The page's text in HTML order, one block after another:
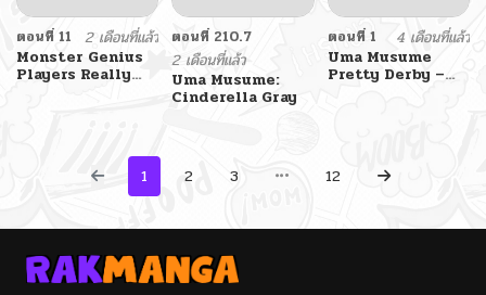
ตอนที่ 11
2 เดือนที่แล้ว
Monster Genius
Players Really
ตอนที่ 210.7
2 เดือนที่แล้ว
Uma Musume:
Cinderella Gray
ตอนที่ 1
4 เดือนที่แล้ว
Uma Musume
Pretty Derby –
1 2 3 12